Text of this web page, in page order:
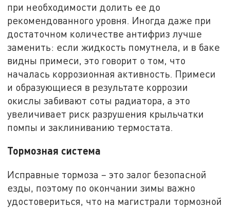
при необходимости долить ее до
рекомендованного уровня. Иногда даже при
достаточном количестве антифриз лучше
заменить: если жидкость помутнела, и в баке
видны примеси, это говорит о том, что
началась коррозионная активность. Примеси
и образующиеся в результате коррозии
окислы забивают соты радиатора, а это
увеличивает риск разрушения крыльчатки
помпы и заклиниванию термостата.
Тормозная система
Исправные тормоза – это залог безопасной
езды, поэтому по окончании зимы важно
удостовериться, что на магистрали тормозной